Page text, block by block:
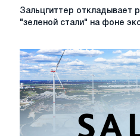
Зальцгиттер
откладывает
"зеленой
стали"
на
фоне
экономических
нормативных
Зальцгиттер откладывает
"зеленой стали" на фоне